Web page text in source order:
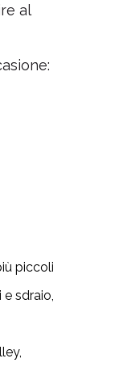
al
piccoli
sdraio,